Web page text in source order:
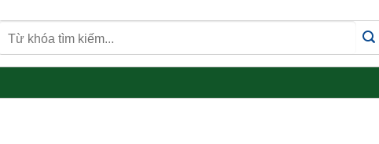
kiếm: